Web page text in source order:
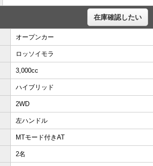
在庫確認したい
オープンカー
ロッソイモラ
3,000cc
ハイブリッド
2WD
左ハンドル
MTモード付きAT
2名